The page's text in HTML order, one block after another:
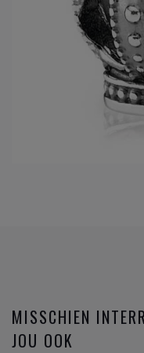
MISSCHIEN
JOU OOK